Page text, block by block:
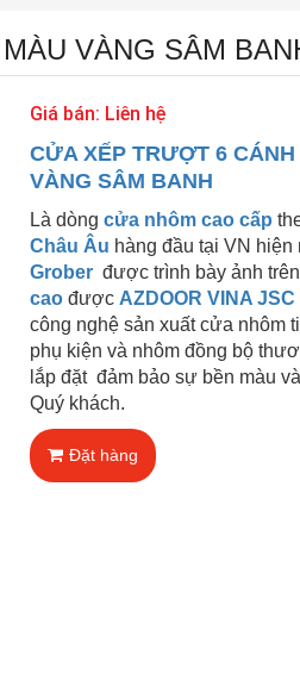
VÀNG SÂM
Giá bán: Liên hệ
CỬA XẾP TRƯỢT 6
VÀNG SÂM BANH
Là dòngcửa nhôm cao cấp
Châu Âu hàng đầu tại VN hiện
Grober được trình bày ảnh
cao được AZDOOR VINA JSC
công nghệ sản xuất cửa nhôm
phụ kiện và nhôm đồng bộ
lắp đặt đảm bảo sự bền màu
Quý khách.
Đặt hàng